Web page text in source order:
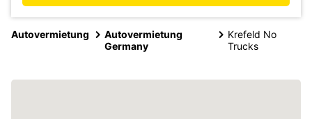
Autovermietung
Autovermietung
Germany
Krefeld No
Trucks